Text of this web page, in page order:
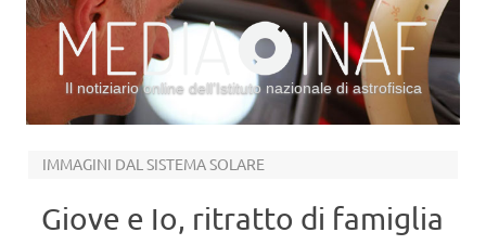
Il notiziario online dell’Istituto nazionale di astrofisica
IMMAGINI DAL SISTEMA SOLARE
Giove e Io, ritratto di famiglia